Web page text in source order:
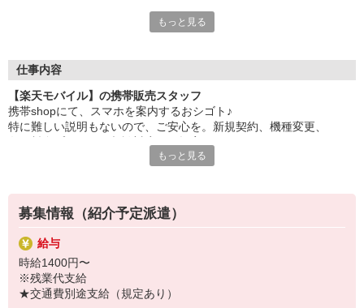
でも心配ご無用！
お互いに教え合ったり、フォローしあったりする
和気あいあいとした人間関係がある店舗ばかり！
皆で一緒にステップアップしましょう♪
【選べるお仕事いろいろ】
▼オフィスワーク
事務、経理、データ入力、コールセンター、受付
▼工場・製造・軽作業系
機械/食品製造・梱包・仕分け・加工・組立・検査
▼美容系
眉毛サロンのアイブロウ・ネイリスト・エステ
▼営業・販売
法人営業・アパレル販売・個別指導塾・人材紹介
もっと見る
仕事内容
【楽天モバイル】の携帯販売スタッフ
携帯shopにて、スマホを案内するおシゴト♪
特に難しい説明もないので、ご安心を。新規契約、機種変更、
満足度◎
■携帯やインターネット販売業務
docomo(ドコモ)/au(エーユー)・KDDI/softbank(ソフトバンク)など
の大手キャリアから
ワイモバイル(Y!mobille)、楽天モバイル、UQなど格安スマホまで幅
広く紹介可能♪
もっと見る
募集情報（紹介予定派遣）
給与
時給1400円〜
※残業代支給
★交通費別途支給（規定あり）